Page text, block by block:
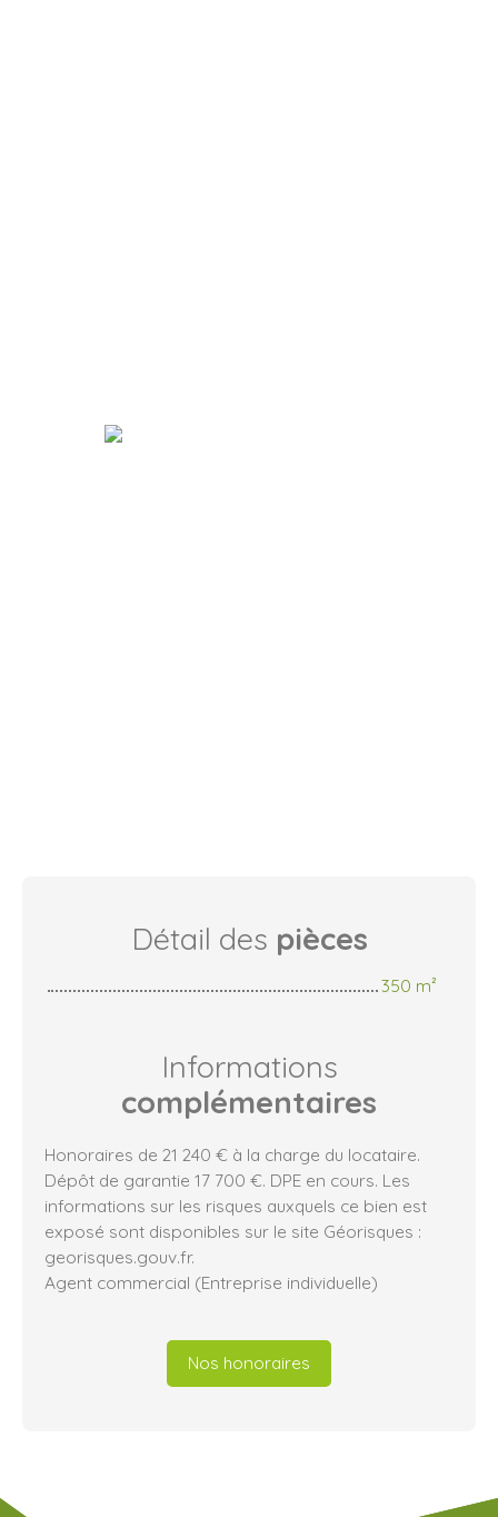
Détail des pièces
350 m²
Informations
complémentaires
Honoraires de 21 240 € à la charge du locataire.
Dépôt de garantie 17 700 €. DPE en cours. Les
informations sur les risques auxquels ce bien est
exposé sont disponibles sur le site Géorisques :
georisques.gouv.fr.
Agent commercial (Entreprise individuelle)
Nos honoraires